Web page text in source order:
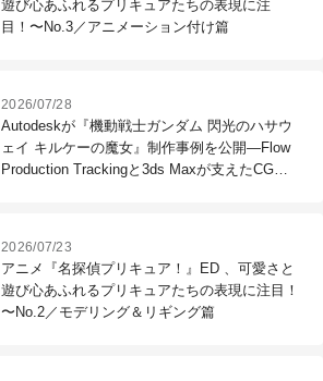
遊び心あふれるプリキュアたちの表現に注
目！〜No.3／アニメーション付け篇
2026/07/28
Autodeskが『機動戦士ガンダム 閃光のハサウ
ェイ キルケーの魔女』制作事例を公開―Flow
Production Trackingと3ds Maxが支えたCG制
2026/07/23
アニメ『名探偵プリキュア！』ED 、可愛さと
遊び心あふれるプリキュアたちの表現に注目！
〜No.2／モデリング＆リギング篇